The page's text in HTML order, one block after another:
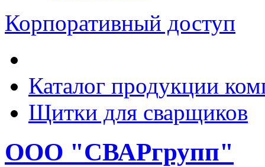
Корпоративный доступ
Каталог продукции
Щитки для сварщиков
ООО "СВАРгрупп"